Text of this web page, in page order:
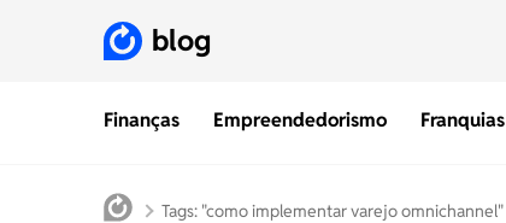
Finanças Empreendedorismo Franquias
blog
Tags: "como implementar varejo omnichannel"